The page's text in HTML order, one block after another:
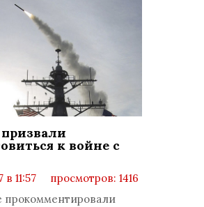
к войне с
в 11:57
просмотров: 1416
прокомментировали